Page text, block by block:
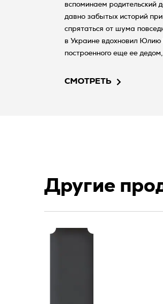
вспоминаем родительский
давно забытых историй
спрятаться от шума
в Украине вдохновил Юлию
построенного еще ее
СМОТРЕТЬ
Другие